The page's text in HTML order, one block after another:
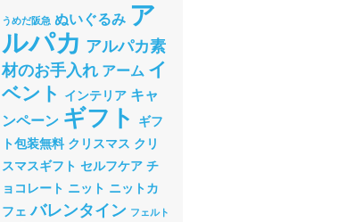
うめだ阪急 ぬいぐるみ ア
ルパカ アルパカ素
材のお手入れ アーム イ
ベント
インテリア キャ
ンペーン ギフト
ギフ
ト包装無料 クリスマス クリ
スマスギフト セルフケア チ
ョコレート ニット ニットカ
フェ バレンタイン フェルト